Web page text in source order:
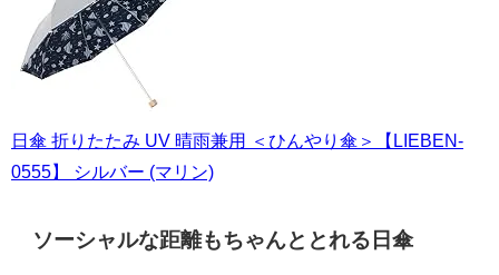
日傘 折りたたみ UV 晴雨兼用 ＜ひんやり傘＞【LIEBEN-
0555】 シルバー (マリン)
ソーシャルな距離もちゃんととれる日傘